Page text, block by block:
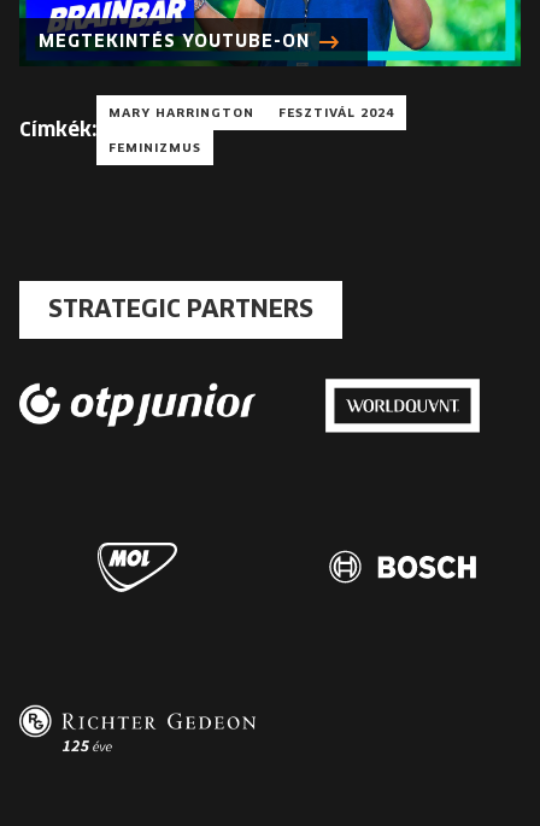
MEGTEKINTÉS YOUTUBE-ON
Címkék:
MARY HARRINGTON FESZTIVÁL 2024
FEMINIZMUS
STRATEGIC PARTNERS